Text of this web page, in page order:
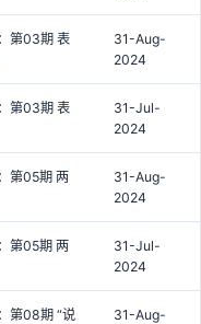
第03期 表
31-Aug-
2024
第03期 表
31-Jul-
2024
第05期 两
31-Aug-
2024
第05期 两
31-Jul-
2024
第08期 “说
31-Aug-